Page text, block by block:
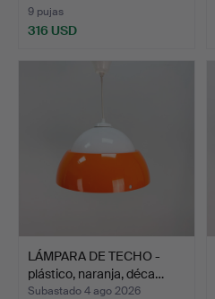
9 pujas
316 USD
LÁMPARA DE TECHO -
plástico, naranja, déca…
Subastado 4 ago 2026